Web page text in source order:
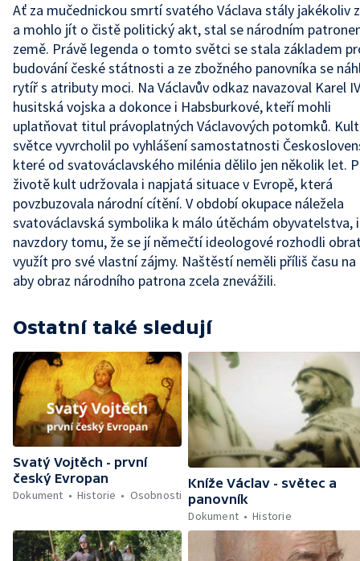
Ať za mučednickou smrtí svatého Václava stály jakékoliv
a mohlo jít o čistě politický akt, stal se národním
země. Právě legenda o tomto světci se stala základem
budování české státnosti a ze zbožného panovníka se
rytíř s atributy moci. Na Václavův odkaz navazoval Karel
husitská vojska a dokonce i Habsburkové, kteří mohli
uplatňovat titul právoplatných Václavových potomků. Kult
světce vyvrcholil po vyhlášení samostatnosti
které od svatováclavského milénia dělilo jen několik let.
životě kult udržovala i napjatá situace v Evropě, která
povzbuzovala národní cítění. V období okupace náležela
svatováclavská symbolika k málo útěchám obyvatelstva, i
navzdory tomu, že se jí němečtí ideologové rozhodli
využít pro své vlastní zájmy. Naštěstí neměli příliš času
aby obraz národního patrona zcela znevážili.
Ostatní také sledují
Svatý Vojtěch - první
český Evropan
Dokument
Historie Osobnosti
Kníže Václav - světec a
panovník
Dokument
Historie